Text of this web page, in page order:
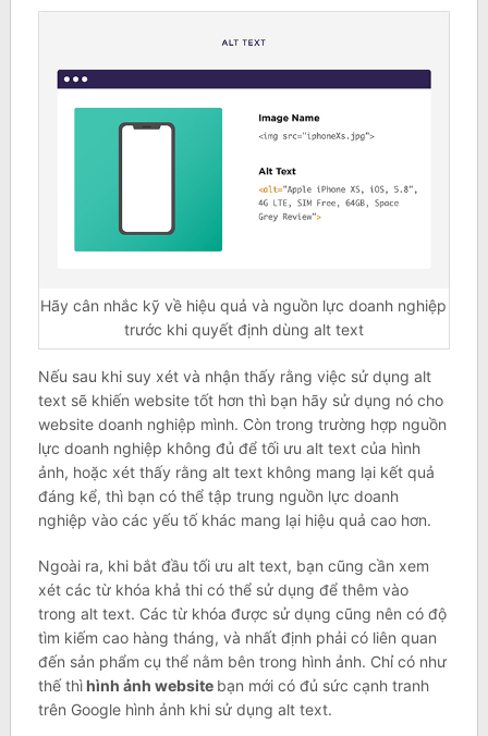
Hãy cân nhắc kỹ về hiệu quả và nguồn lực doanh nghiệp
trước khi quyết định dùng alt text
Nếu sau khi suy xét và nhận thấy rằng việc sử dụng alt
text sẽ khiến website tốt hơn thì bạn hãy sử dụng nó cho
website doanh nghiệp mình. Còn trong trường hợp nguồn
lực doanh nghiệp không đủ để tối ưu alt text của hình
ảnh, hoặc xét thấy rằng alt text không mang lại kết quả
đáng kể, thì bạn có thể tập trung nguồn lực doanh
nghiệp vào các yếu tố khác mang lại hiệu quả cao hơn.
Ngoài ra, khi bắt đầu tối ưu alt text, bạn cũng cần xem
xét các từ khóa khả thi có thể sử dụng để thêm vào
trong alt text. Các từ khóa được sử dụng cũng nên có độ
tìm kiếm cao hàng tháng, và nhất định phải có liên quan
đến sản phẩm cụ thể nằm bên trong hình ảnh. Chỉ có như
thế thìhình ảnh website bạn mới có đủ sức cạnh tranh
trên Google hình ảnh khi sử dụng alt text.